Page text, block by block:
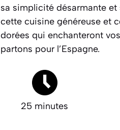
sa simplicité désarmante et
cette cuisine généreuse et
dorées qui enchanteront
partons pour l’Espagne.
25 minutes